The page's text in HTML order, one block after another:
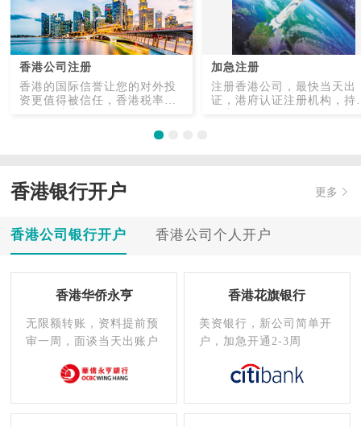
香港公司注册
香港的国际信誉让您的对外投
资更值得被信任，香港税率
加急注册
注册香港公司，最快当天出
证，港府认证注册机构，持
香港银行开户 更多
香港公司银行开户 香港公司个人开户
香港华侨永亨
无限额转账，资料提前预
审一周，面谈当天出账户
香港花旗银行
美资银行，新公司简单开
户，加急开通2-3周